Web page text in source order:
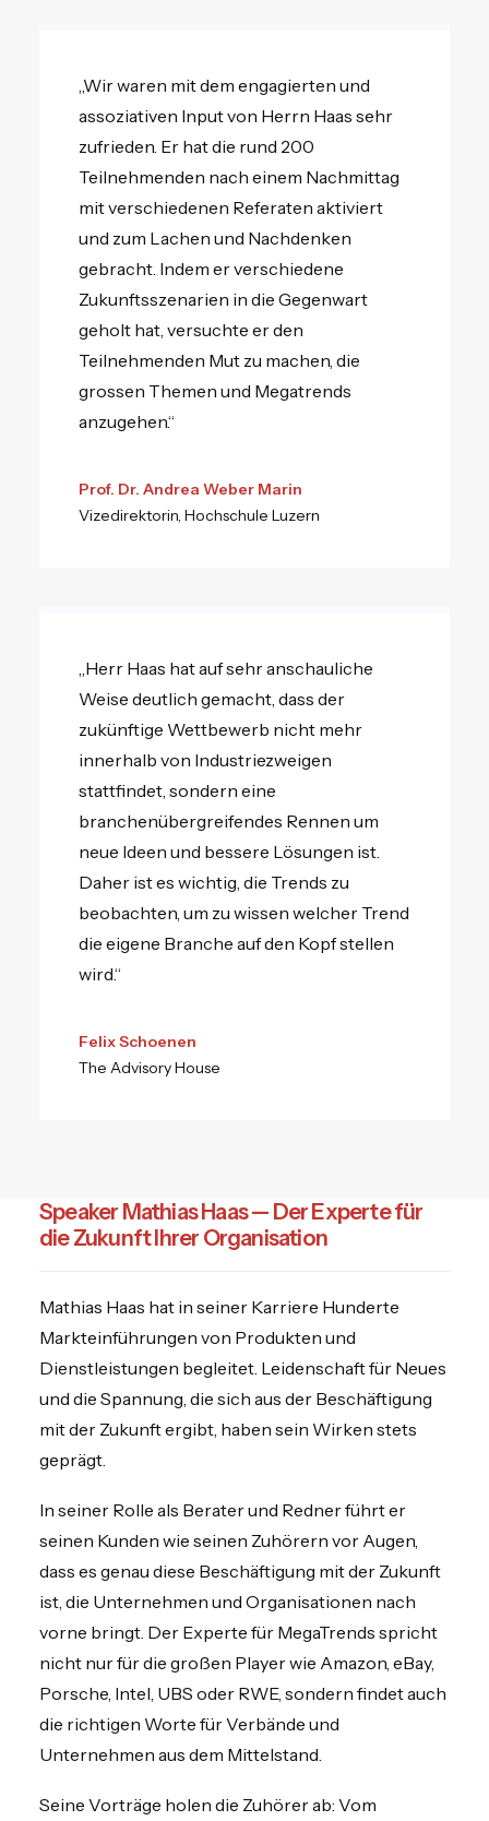
„Wir waren mit dem engagierten und
assoziativen Input von Herrn Haas sehr
zufrieden. Er hat die rund 200
Teilnehmenden nach einem Nachmittag
mit verschiedenen Referaten aktiviert
und zum Lachen und Nachdenken
gebracht. Indem er verschiedene
Zukunftsszenarien in die Gegenwart
geholt hat, versuchte er den
Teilnehmenden Mut zu machen, die
grossen Themen und Megatrends
anzugehen.“
Prof. Dr. Andrea Weber Marin
Vizedirektorin, Hochschule Luzern
„Herr Haas hat auf sehr anschauliche
Weise deutlich gemacht, dass der
zukünftige Wettbewerb nicht mehr
innerhalb von Industriezweigen
stattfindet, sondern eine
branchenübergreifendes Rennen um
neue Ideen und bessere Lösungen ist.
Daher ist es wichtig, die Trends zu
beobachten, um zu wissen welcher Trend
die eigene Branche auf den Kopf stellen
wird.“
Felix Schoenen
The Advisory House
Speaker Mathias Haas — Der Experte für
die Zukunft Ihrer Organisation
Mathias Haas hat in seiner Karriere Hunderte
Markteinführungen von Produkten und
Dienstleistungen begleitet. Leidenschaft für Neues
und die Spannung, die sich aus der Beschäftigung
mit der Zukunft ergibt, haben sein Wirken stets
geprägt.
In seiner Rolle als Berater und Redner führt er
seinen Kunden wie seinen Zuhörern vor Augen,
dass es genau diese Beschäftigung mit der Zukunft
ist, die Unternehmen und Organisationen nach
vorne bringt. Der Experte für MegaTrends spricht
nicht nur für die großen Player wie Amazon, eBay,
Porsche, Intel, UBS oder RWE, sondern findet auch
die richtigen Worte für Verbände und
Unternehmen aus dem Mittelstand.
Seine Vorträge holen die Zuhörer ab: Vom